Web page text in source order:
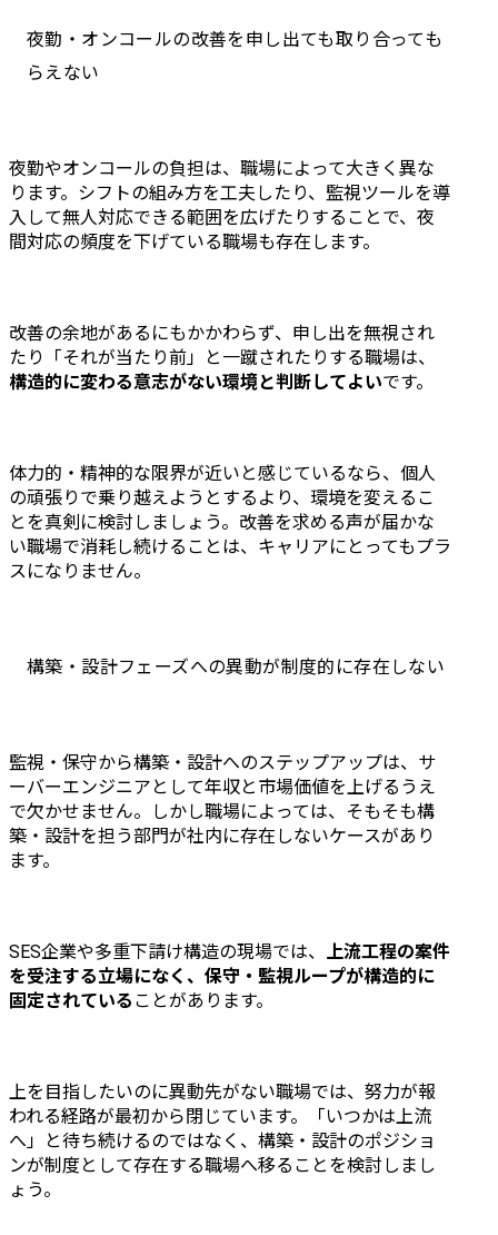
夜勤・オンコールの改善を申し出ても取り合っても
らえない
夜勤やオンコールの負担は、職場によって大きく異な
ります。シフトの組み方を工夫したり、監視ツールを導
入して無人対応できる範囲を広げたりすることで、夜
間対応の頻度を下げている職場も存在します。
改善の余地があるにもかかわらず、申し出を無視され
たり「それが当たり前」と一蹴されたりする職場は、
構造的に変わる意志がない環境と判断してよいです。
体力的・精神的な限界が近いと感じているなら、個人
の頑張りで乗り越えようとするより、環境を変えるこ
とを真剣に検討しましょう。改善を求める声が届かな
い職場で消耗し続けることは、キャリアにとってもプラ
スになりません。
構築・設計フェーズへの異動が制度的に存在しない
監視・保守から構築・設計へのステップアップは、サ
ーバーエンジニアとして年収と市場価値を上げるうえ
で欠かせません。しかし職場によっては、そもそも構
築・設計を担う部門が社内に存在しないケースがあり
ます。
SES企業や多重下請け構造の現場では、
上流工程の案件
を受注する立場になく、保守・監視ループが構造的に
固定されている ことがあります。
上を目指したいのに異動先がない職場では、努力が報
われる経路が最初から閉じています。「いつかは上流
へ」と待ち続けるのではなく、構築・設計のポジショ
ンが制度として存在する職場へ移ることを検討しまし
ょう。